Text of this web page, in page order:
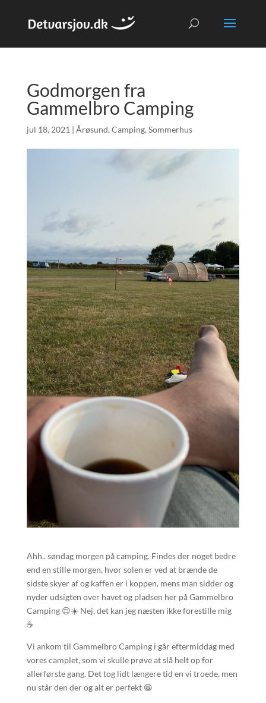
Godmorgen fra
Gammelbro Camping
jul 18, 2021 | Årøsund, Camping, Sommerhus
Ahh.. søndag morgen på camping. Findes der noget bedre
end en stille morgen, hvor solen er ved at brænde de
sidste skyer af og kaffen er i koppen, mens man sidder og
nyder udsigten over havet og pladsen her på Gammelbro
Camping 😌☀️ Nej, det kan jeg næsten ikke forestille mig
☕️
Vi ankom til Gammelbro Camping i går eftermiddag med
vores camplet, som vi skulle prøve at slå helt op for
allerførste gang. Det tog lidt længere tid en vi troede, men
nu står den der og alt er perfekt 😁